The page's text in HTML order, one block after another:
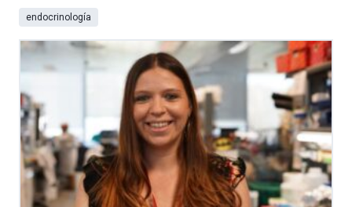
endocrinología